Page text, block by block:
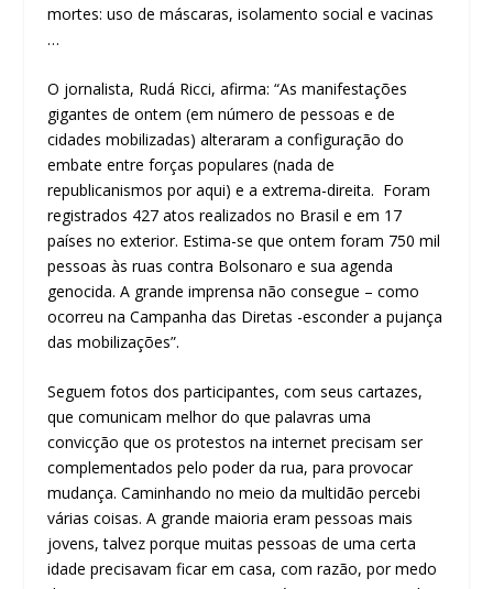
mortes: uso de máscaras, isolamento social e vacinas
…
O jornalista, Rudá Ricci, afirma: “As manifestações
gigantes de ontem (em número de pessoas e de
cidades mobilizadas) alteraram a configuração do
embate entre forças populares (nada de
republicanismos por aqui) e a extrema-direita. Foram
registrados 427 atos realizados no Brasil e em 17
países no exterior. Estima-se que ontem foram 750 mil
pessoas às ruas contra Bolsonaro e sua agenda
genocida. A grande imprensa não consegue – como
ocorreu na Campanha das Diretas -esconder a pujança
das mobilizações”.
Seguem fotos dos participantes, com seus cartazes,
que comunicam melhor do que palavras uma
convicção que os protestos na internet precisam ser
complementados pelo poder da rua, para provocar
mudança. Caminhando no meio da multidão percebi
várias coisas. A grande maioria eram pessoas mais
jovens, talvez porque muitas pessoas de uma certa
idade precisavam ficar em casa, com razão, por medo